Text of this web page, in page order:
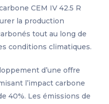
CEM IV 42.5 R
la production
tout au long de
conditions climatiques.
d’une offre
l’impact carbone
40%. Les émissions de